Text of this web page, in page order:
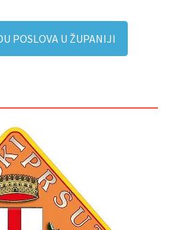
POSLOVA U ŽUPANIJI